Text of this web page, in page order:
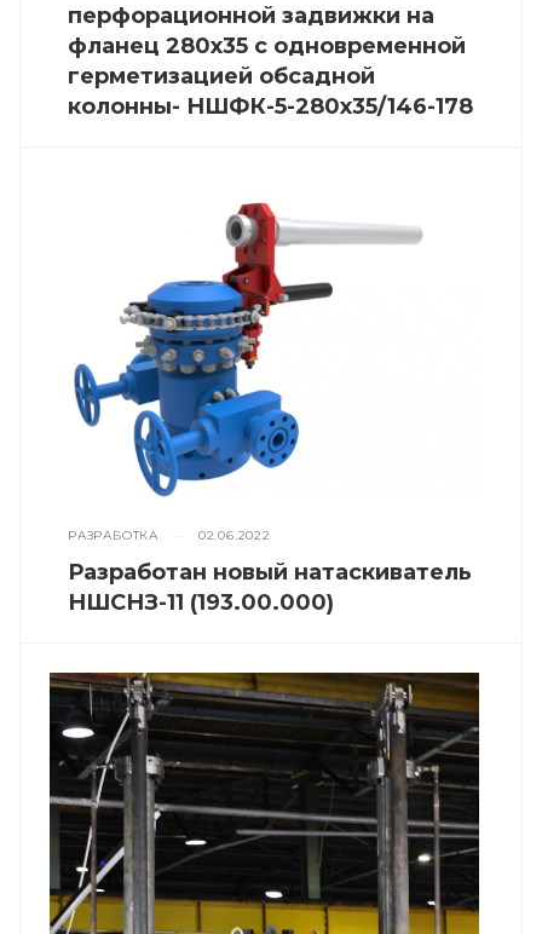
перфорационной задвижки на
фланец 280х35 с одновременной
герметизацией обсадной
колонны- НШФК-5-280х35/146-178
РАЗРАБОТКА 02.06.2022
Разработан новый натаскиватель
НШСНЗ-11 (193.00.000)